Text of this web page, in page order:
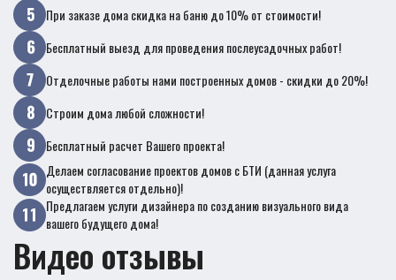
При заказе дома скидка на баню до 10% от стоимости!
Бесплатный выезд для проведения послеусадочных работ!
Отделочные работы нами построенных домов - скидки до 20%!
Строим дома любой сложности!
Бесплатный расчет Вашего проекта!
Делаем согласование проектов домов с БТИ (данная услуга
осуществляется отдельно)!
Предлагаем услуги дизайнера по созданию визуального вида
вашего будущего дома!
Видео отзывы